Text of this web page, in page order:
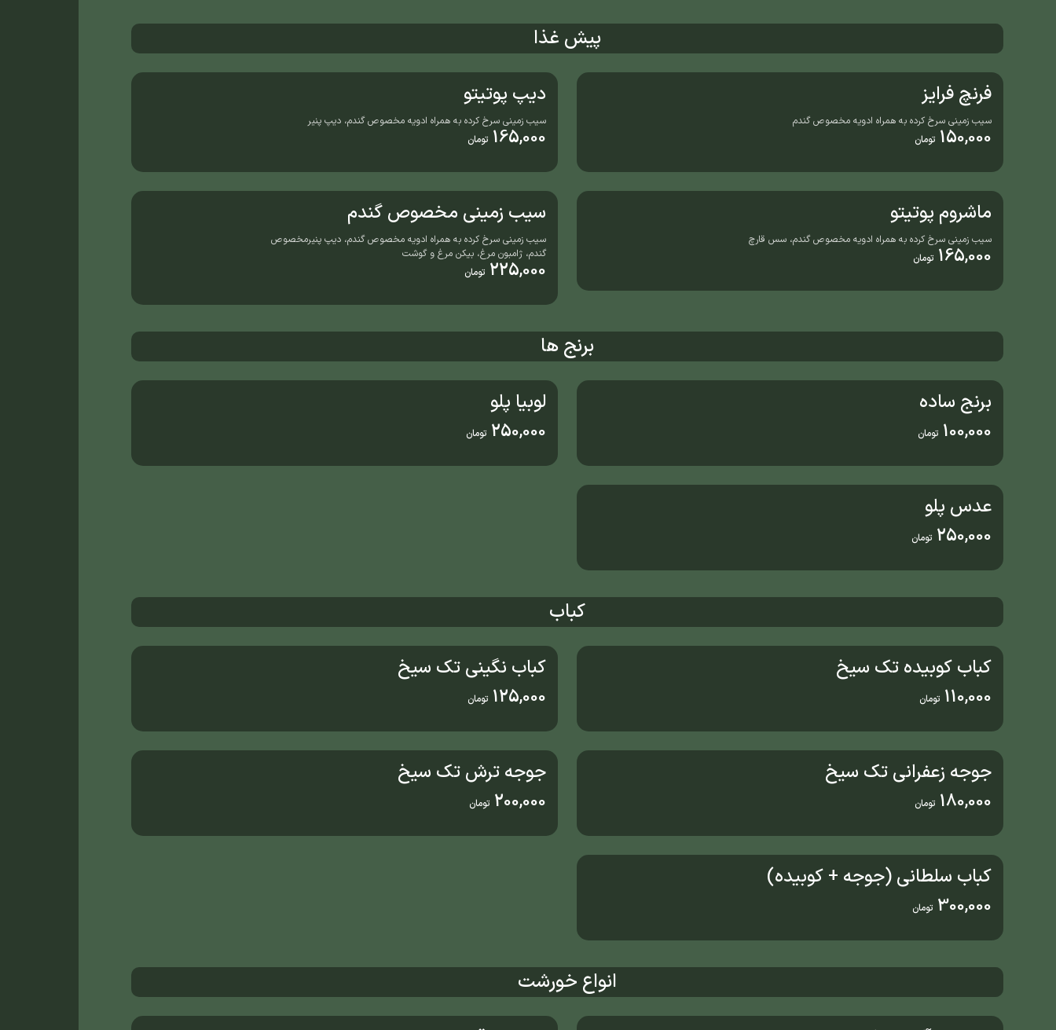
پیش غذا
فرنچ فرایز
سیب زمینی سرخ کرده به همراه ادویه مخصوص گندم
150,000 تومان
دیپ پوتیتو
سیب زمینی سرخ کرده به همراه ادویه مخصوص گندم، دیپ پنیر
165,000 تومان
ماشروم پوتیتو
سیب زمینی سرخ کرده به همراه ادویه مخصوص گندم، سس قارچ
165,000 تومان
سیب زمینی مخصوص گندم
سیب زمینی سرخ کرده به همراه ادویه مخصوص گندم، دیپ پنیرمخصوص
گندم، ژامبون مرغ، بیکن مرغ و گوشت
225,000 تومان
برنج ها
برنج ساده
100,000 تومان
لوبیا پلو
250,000 تومان
عدس پلو
250,000 تومان
کباب
کباب کوبیده تک سیخ
110,000 تومان
کباب نگینی تک سیخ
125,000 تومان
جوجه زعفرانی تک سیخ
180,000 تومان
جوجه ترش تک سیخ
200,000 تومان
کباب سلطانی (جوجه + کوبیده)
300,000 تومان
انواع خورشت